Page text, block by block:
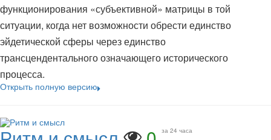
функционирования «субъективной» матрицы в той
ситуации, когда нет возможности обрести единство
эйдетической сферы через единство
трансцендентального означающего исторического
процесса.
Открыть полную версию
за 24 часа